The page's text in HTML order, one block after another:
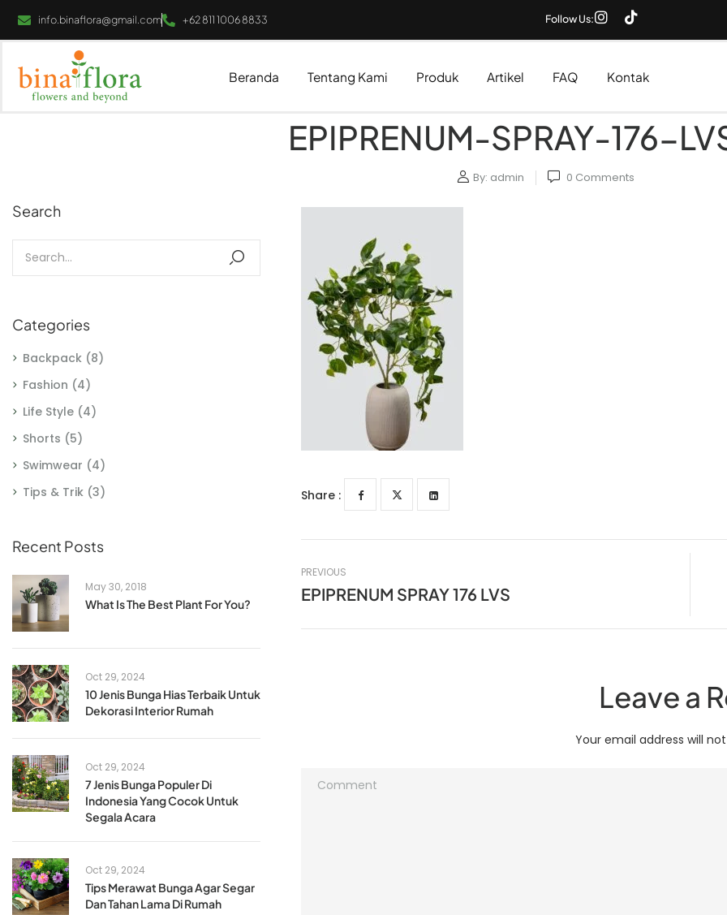
info.binaflora@gmail.com +62 811 1006 8833 Follow Us:
Beranda Tentang Kami Produk Artikel FAQ Kontak
EPIPRENUM-SPRAY-176-
By: admin 0 Comments
Search
Categories
Backpack (8)
Fashion (4)
Life Style (4)
Shorts (5)
Swimwear (4)
Tips & Trik (3)
Recent Posts
May 30, 2018
What Is The Best Plant For You?
Oct 29, 2024
10 Jenis Bunga Hias Terbaik Untuk
Dekorasi Interior Rumah
Oct 29, 2024
7 Jenis Bunga Populer Di
Indonesia Yang Cocok Untuk
Segala Acara
Oct 29, 2024
Tips Merawat Bunga Agar Segar
Dan Tahan Lama Di Rumah
Share :
PREVIOUS
EPIPRENUM SPRAY 176 LVS
Leave a
Your email address will